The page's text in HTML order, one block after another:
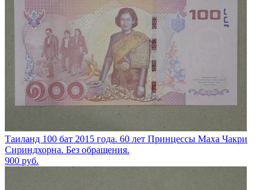
Таиланд 100 бат 2015 года. 60 лет Принцессы Маха Чакри
Сириндхорна. Без обращения.
900 руб.